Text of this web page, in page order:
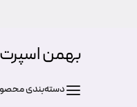
بهمن اسپرت
دسته‌بندی